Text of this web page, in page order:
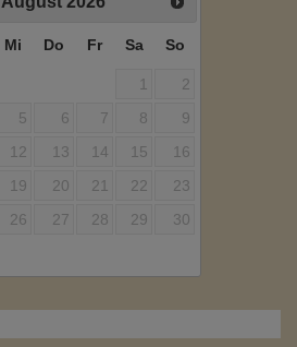
Mi Do Fr Sa So
1
2
5 6 7 8
9
12 13 14 15
16
19 20 21 22
23
26 27 28 29
30